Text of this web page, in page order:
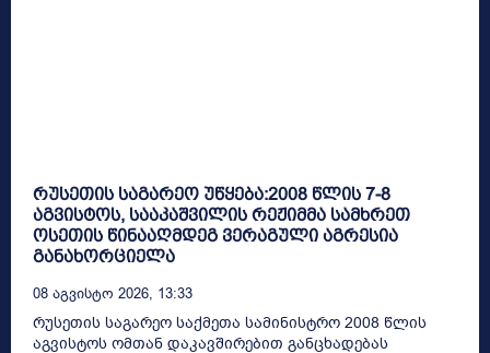
რუსეთის საგარეო უწყება:2008 წლის 7-8
აგვისტოს, სააკაშვილის რეჟიმმა სამხრეთ
ოსეთის წინააღმდეგ ვერაგული აგრესია
განახორციელა
08 Აგვისტო 2026, 13:33
რუსეთის საგარეო საქმეთა სამინისტრო 2008 წლის
აგვისტოს ომთან დაკავშირებით განცხადებას